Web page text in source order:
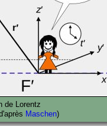
de Lorentz
Maschen)